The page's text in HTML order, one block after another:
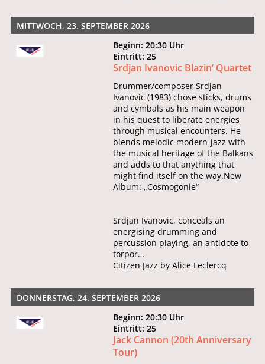
MITTWOCH, 23. SEPTEMBER 2026
Beginn: 20:30 Uhr
Eintritt: 25
Srdjan Ivanovic Blazin’ Quartet
Drummer/composer Srdjan
Ivanovic (1983) chose sticks, drums
and cymbals as his main weapon
in his quest to liberate energies
through musical encounters. He
blends melodic modern-jazz with
the musical heritage of the Balkans
and adds to that anything that
might find itself on the way.New
Album: „Cosmogonie“
Srdjan Ivanovic, conceals an
energising drumming and
percussion playing, an antidote to
torpor…
Citizen Jazz by Alice Leclercq
DONNERSTAG, 24. SEPTEMBER 2026
Beginn: 20:30 Uhr
Eintritt: 25
Jack Cannon (20th Anniversary
Tour)